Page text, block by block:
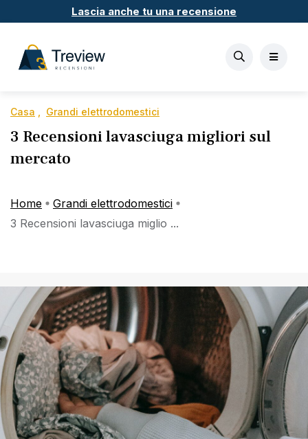
Lascia anche tu una recensione
Casa Grandi elettrodomestici
3 Recensioni lavasciuga migliori sul
mercato
Home
Grandi elettrodomestici
3 Recensioni lavasciuga miglio ...